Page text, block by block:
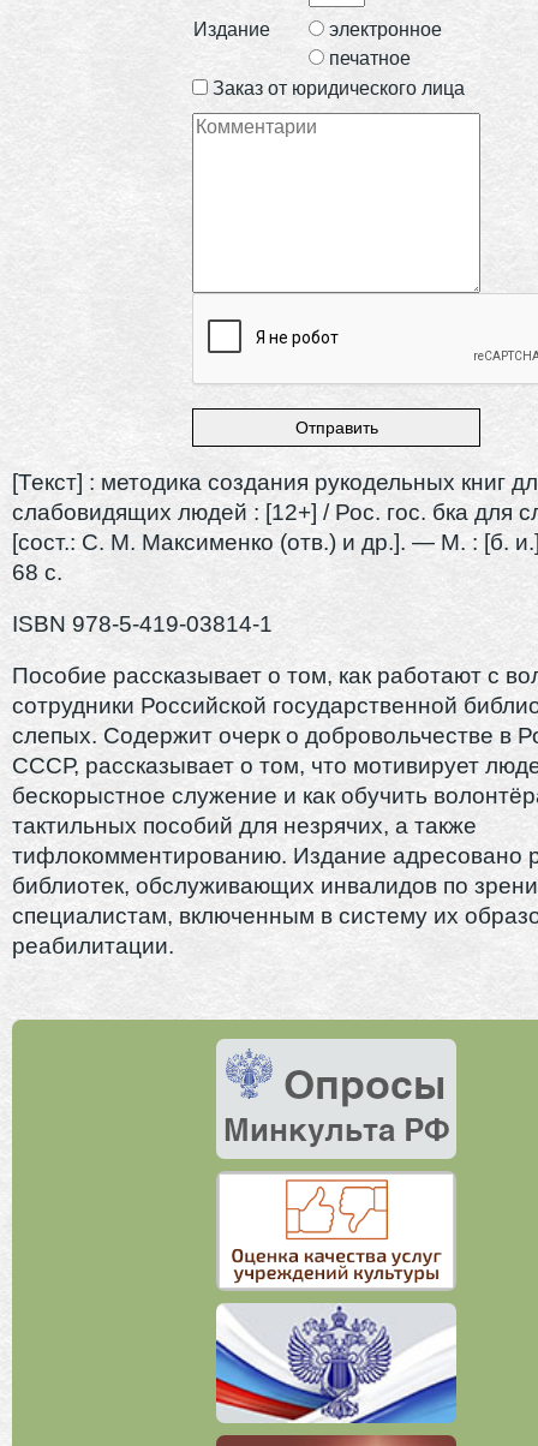
Издание
электронное
печатное
Заказ от юридического лица
[Текст] : методика создания рукодельных книг
слабовидящих людей : [12+] / Рос. гос. бка для
[сост.: С. М. Максименко (отв.) и др.]. — М. : [б.
68 с.
ISBN 978-5-419-03814-1
Пособие рассказывает о том, как работают с
сотрудники Российской государственной
слепых. Содержит очерк о добровольчестве в
СССР, рассказывает о том, что мотивирует
бескорыстное служение и как обучить
тактильных пособий для незрячих, а также
тифлокомментированию. Издание адресовано
библиотек, обслуживающих инвалидов по
специалистам, включенным в систему их
реабилитации.